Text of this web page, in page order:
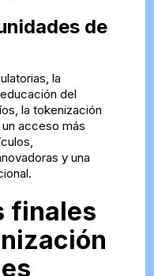
de
la
del
la tokenización
acceso más
y una
finales